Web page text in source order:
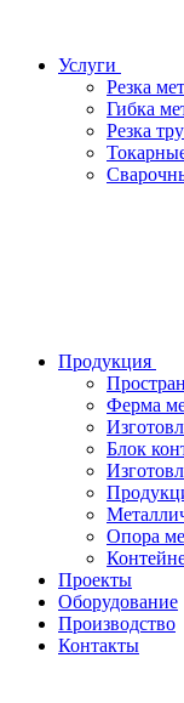
Услуги
Резка
Гибка
Резка
Продукция
Ферма
Блок
Опора
Проекты
Оборудование
Производство
Контакты